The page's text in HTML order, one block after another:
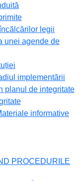
legii
unei agende de
implementării
planul de integritate
informative
PROCEDURILE